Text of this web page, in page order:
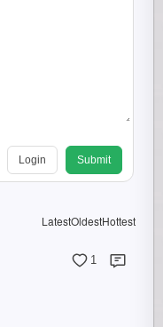
Login Submit
LatestOldestHottest
1